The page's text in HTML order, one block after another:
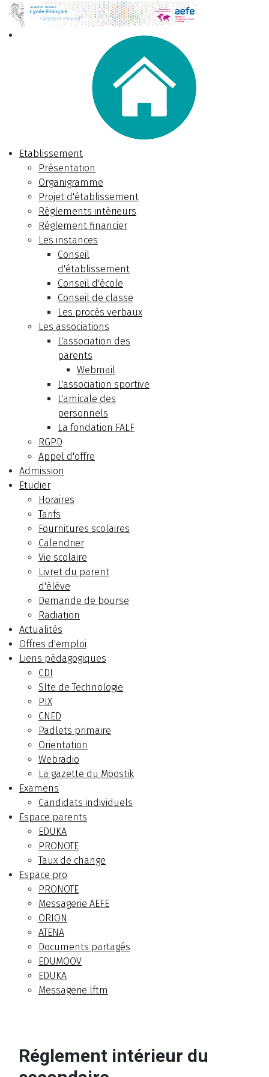
Etablissement
Présentation
Organigramme
Projet d'établissement
Réglements intérieurs
Réglement financier
Les instances
Conseil
d'établissement
Conseil d'école
Conseil de classe
Les procès verbaux
Les associations
L'association des
parents
Webmail
L'association sportive
L'amicale des
personnels
La fondation FALF
RGPD
Appel d'offre
Admission
Etudier
Horaires
Tarifs
Fournitures scolaires
Calendrier
Vie scolaire
Livret du parent
d'élève
Demande de bourse
Radiation
Actualités
Offres d'emploi
Liens pédagogiques
CDI
SIte de Technologie
PIX
CNED
Padlets primaire
Orientation
Webradio
La gazette du Moostik
Examens
Candidats individuels
Espace parents
EDUKA
PRONOTE
Taux de change
Espace pro
PRONOTE
Messagerie AEFE
ORION
ATENA
Documents partagés
EDUMOOV
EDUKA
Messagerie lftm
Réglement intérieur du